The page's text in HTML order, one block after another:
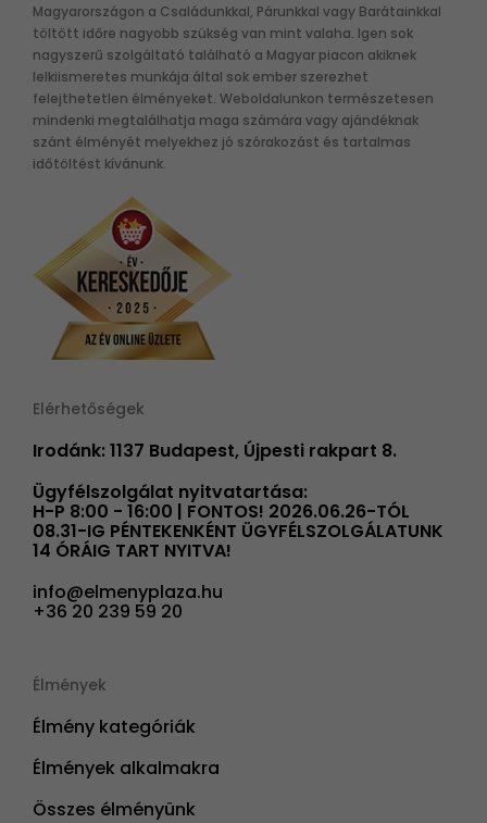
Magyarországon a Családunkkal, Párunkkal vagy Barátainkkal
töltött időre nagyobb szükség van mint valaha. Igen sok
nagyszerű szolgáltató található a Magyar piacon akiknek
lelkiismeretes munkája által sok ember szerezhet
felejthetetlen élményeket. Weboldalunkon természetesen
mindenki megtalálhatja maga számára vagy ajándéknak
szánt élményét melyekhez jó szórakozást és tartalmas
időtöltést kívánunk.
Elérhetőségek
Irodánk: 1137 Budapest, Újpesti rakpart 8.
Ügyfélszolgálat nyitvatartása:
H-P 8:00 - 16:00 | FONTOS! 2026.06.26-TÓL
08.31-IG PÉNTEKENKÉNT ÜGYFÉLSZOLGÁLATUNK
14 ÓRÁIG TART NYITVA!
info@elmenyplaza.hu
+36 20 239 59 20
Élmények
Élmény kategóriák
Élmények alkalmakra
Összes élményünk